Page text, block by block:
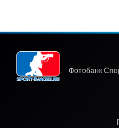
Фотобанк